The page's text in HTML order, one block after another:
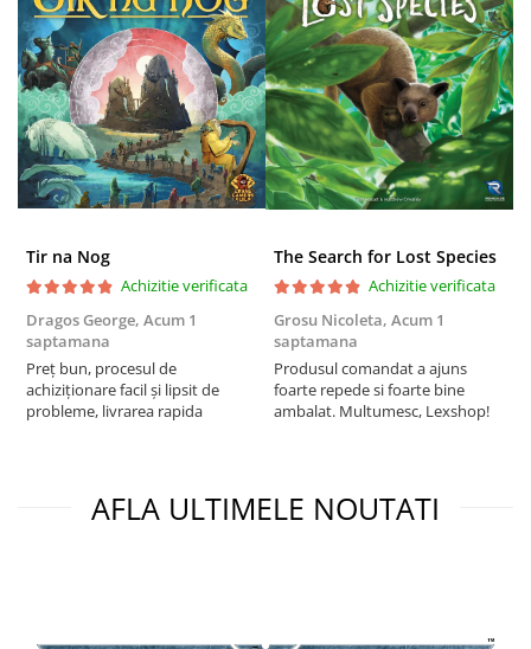
Puzzle 3D
Puzzle 8000 piese
Puzzle 150 piese
Puzzle 1000 piese fluorescent
Puzzle din lemn
Mandala
Puzzle-uri metalice si logice
Puzzle 3 in 1
Puzzle 350 piese
Puzzle 275 piese
Puzzle 550 piese
Age of Sigmar
Tir na Nog
Achizitie verificata
Dragos George, Acum 1
saptamana
Preț bun, procesul de
achiziționare facil și lipsit de
probleme, livrarea rapida
The Search for Lost Species
Achizitie verificata
Grosu Nicoleta, Acum 1
saptamana
Produsul comandat a ajuns
foarte repede si foarte bine
ambalat. Multumesc, Lexshop!
AFLA ULTIMELE NOUTATI